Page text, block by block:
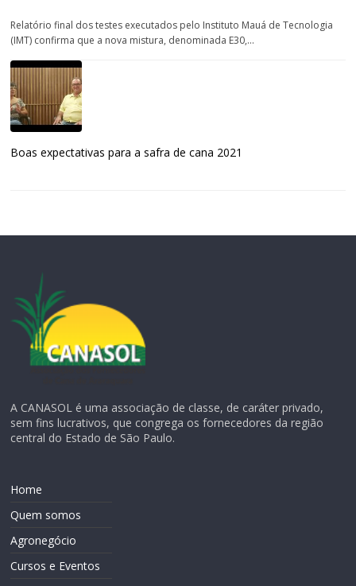
Relatório final dos testes executados pelo Instituto Mauá de Tecnologia
(IMT) confirma que a nova mistura, denominada E30,...
Boas expectativas para a safra de cana 2021
A CANASOL é uma associação de classe, de caráter privado,
sem fins lucrativos, que congrega os fornecedores da região
central do Estado de São Paulo.
Home
Quem somos
Agronegócio
Cursos e Eventos